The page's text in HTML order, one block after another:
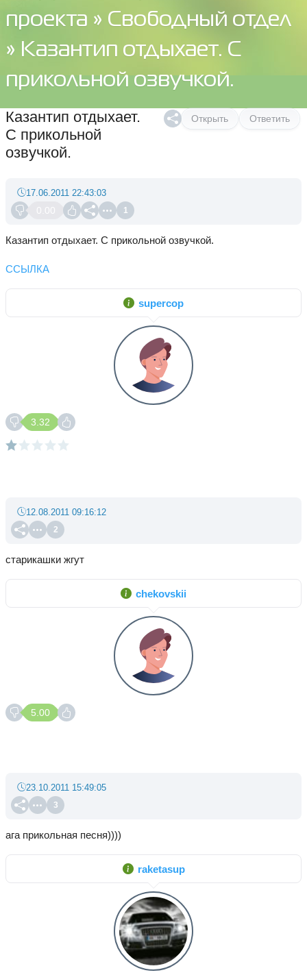
проекта » Свободный отдел
» Казантип отдыхает. С
прикольной озвучкой.
Открыть Ответить
Казантип отдыхает.
С прикольной
озвучкой.
0.00 1
17.06.2011 22:43:03
Казантип отдыхает. С прикольной озвучкой.
ССЫЛКА
supercop
3.32
2
12.08.2011 09:16:12
старикашки жгут
chekovskii
5.00
3
23.10.2011 15:49:05
ага прикольная песня))))
raketasup